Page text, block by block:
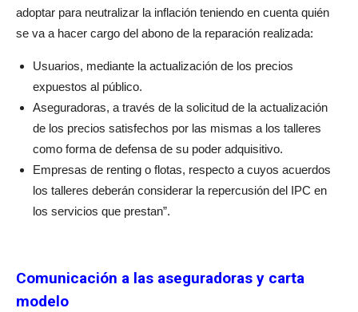
adoptar para neutralizar la inflación teniendo en cuenta quién
se va a hacer cargo del abono de la reparación realizada:
Usuarios, mediante la actualización de los precios
expuestos al público.
Aseguradoras, a través de la solicitud de la actualización
de los precios satisfechos por las mismas a los talleres
como forma de defensa de su poder adquisitivo.
Empresas de renting o flotas, respecto a cuyos acuerdos
los talleres deberán considerar la repercusión del IPC en
los servicios que prestan”.
Comunicación a las aseguradoras y carta
modelo